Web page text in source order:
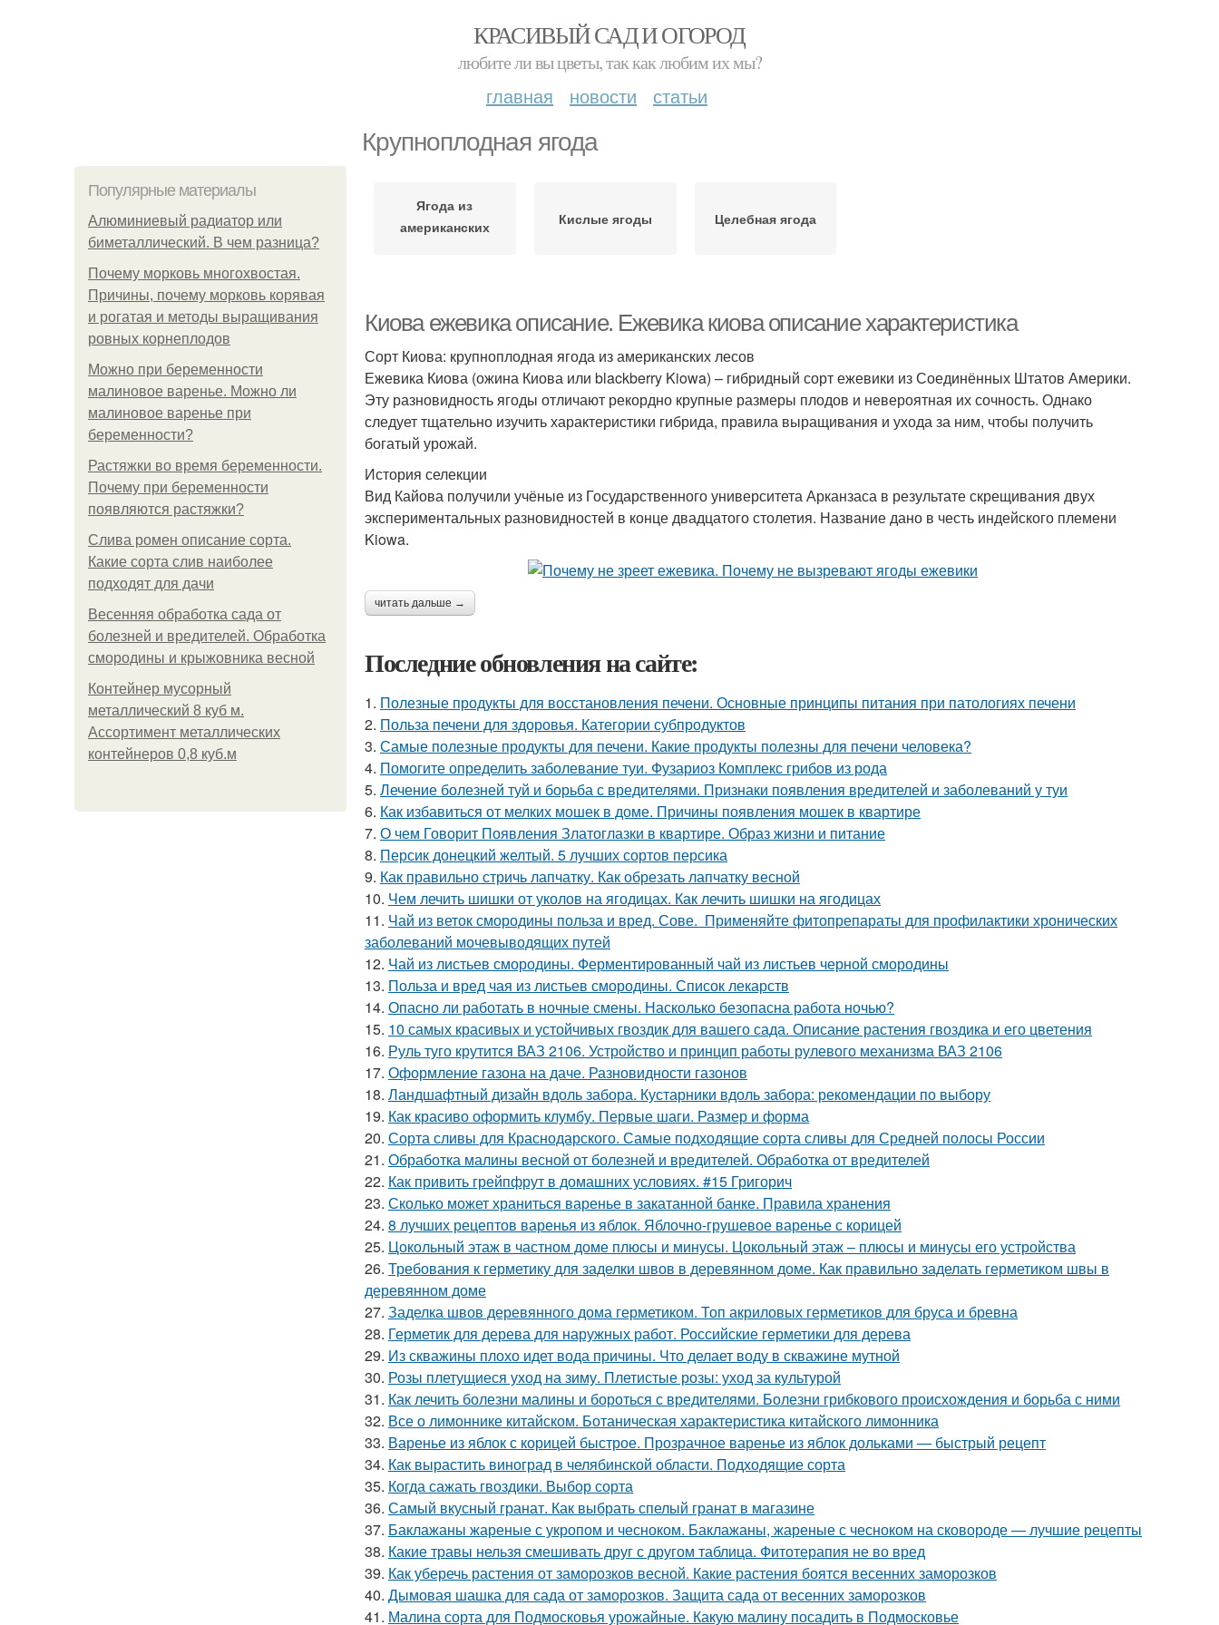
КРАСИВЫЙ САД И ОГОРОД
любите ли вы цветы, так как любим их мы?
главная новости статьи
Крупноплодная ягода
Популярные материалы
Алюминиевый радиатор или
биметаллический. В чем разница?
Почему морковь многохвостая.
Причины, почему морковь корявая
и рогатая и методы выращивания
ровных корнеплодов
Можно при беременности
малиновое варенье. Можно ли
малиновое варенье при
беременности?
Растяжки во время беременности.
Почему при беременности
появляются растяжки?
Слива ромен описание сорта.
Какие сорта слив наиболее
подходят для дачи
Весенняя обработка сада от
болезней и вредителей. Обработка
смородины и крыжовника весной
Контейнер мусорный
металлический 8 куб м.
Ассортимент металлических
контейнеров 0,8 куб.м
Ягода из
американских
Кислые ягоды Целебная ягода
Киова ежевика описание. Ежевика киова описание характеристика
Сорт Киова: крупноплодная ягода из американских лесов
Ежевика Киова (ожина Киова или blackberry Kiowa) – гибридный сорт ежевики из Соединённых Штатов Америки.
Эту разновидность ягоды отличают рекордно крупные размеры плодов и невероятная их сочность. Однако
следует тщательно изучить характеристики гибрида, правила выращивания и ухода за ним, чтобы получить
богатый урожай.
История селекции
Вид Кайова получили учёные из Государственного университета Арканзаса в результате скрещивания двух
экспериментальных разновидностей в конце двадцатого столетия. Название дано в честь индейского племени
Kiowa.
читать дальше →
Последние обновления на сайте:
1. Полезные продукты для восстановления печени. Основные принципы питания при патологиях печени
2. Польза печени для здоровья. Категории субпродуктов
3. Самые полезные продукты для печени. Какие продукты полезны для печени человека?
4. Помогите определить заболевание туи. Фузариоз Комплекс грибов из рода
5. Лечение болезней туй и борьба с вредителями. Признаки появления вредителей и заболеваний у туи
6. Как избавиться от мелких мошек в доме. Причины появления мошек в квартире
7. О чем Говорит Появления Златоглазки в квартире. Образ жизни и питание
8. Персик донецкий желтый. 5 лучших сортов персика
9. Как правильно стричь лапчатку. Как обрезать лапчатку весной
10. Чем лечить шишки от уколов на ягодицах. Как лечить шишки на ягодицах
11. Чай из веток смородины польза и вред. Сове. Применяйте фитопрепараты для профилактики хронических
заболеваний мочевыводящих путей
12. Чай из листьев смородины. Ферментированный чай из листьев черной смородины
13. Польза и вред чая из листьев смородины. Список лекарств
14. Опасно ли работать в ночные смены. Насколько безопасна работа ночью?
15. 10 самых красивых и устойчивых гвоздик для вашего сада. Описание растения гвоздика и его цветения
16. Руль туго крутится ВАЗ 2106. Устройство и принцип работы рулевого механизма ВАЗ 2106
17. Оформление газона на даче. Разновидности газонов
18. Ландшафтный дизайн вдоль забора. Кустарники вдоль забора: рекомендации по выбору
19. Как красиво оформить клумбу. Первые шаги. Размер и форма
20. Сорта сливы для Краснодарского. Самые подходящие сорта сливы для Средней полосы России
21. Обработка малины весной от болезней и вредителей. Обработка от вредителей
22. Как привить грейпфрут в домашних условиях. #15 Григорич
23. Сколько может храниться варенье в закатанной банке. Правила хранения
24. 8 лучших рецептов варенья из яблок. Яблочно-грушевое варенье с корицей
25. Цокольный этаж в частном доме плюсы и минусы. Цокольный этаж – плюсы и минусы его устройства
26. Требования к герметику для заделки швов в деревянном доме. Как правильно заделать герметиком швы в
деревянном доме
27. Заделка швов деревянного дома герметиком. Топ акриловых герметиков для бруса и бревна
28. Герметик для дерева для наружных работ. Российские герметики для дерева
29. Из скважины плохо идет вода причины. Что делает воду в скважине мутной
30. Розы плетущиеся уход на зиму. Плетистые розы: уход за культурой
31. Как лечить болезни малины и бороться с вредителями. Болезни грибкового происхождения и борьба с ними
32. Все о лимоннике китайском. Ботаническая характеристика китайского лимонника
33. Варенье из яблок с корицей быстрое. Прозрачное варенье из яблок дольками — быстрый рецепт
34. Как вырастить виноград в челябинской области. Подходящие сорта
35. Когда сажать гвоздики. Выбор сорта
36. Самый вкусный гранат. Как выбрать спелый гранат в магазине
37. Баклажаны жареные с укропом и чесноком. Баклажаны, жареные с чесноком на сковороде — лучшие рецепты
38. Какие травы нельзя смешивать друг с другом таблица. Фитотерапия не во вред
39. Как уберечь растения от заморозков весной. Какие растения боятся весенних заморозков
40. Дымовая шашка для сада от заморозков. Защита сада от весенних заморозков
41. Малина сорта для Подмосковья урожайные. Какую малину посадить в Подмосковье